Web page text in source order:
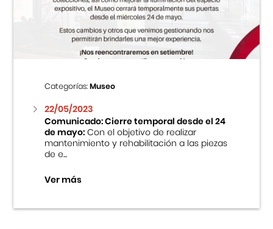
Centro Cultural Peruano Japonés
Museo de la Inmigración Japonesa
Fondo Editorial
Teatro Peruano Japonés
Categorías:Museo
22/05/2023
Comunicado: Cierre temporal desde el 24
de mayo:Con el objetivo de realizar
mantenimiento y rehabilitación a las piezas
de e...
Ver más